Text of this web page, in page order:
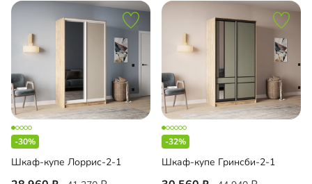
-30%
Шкаф-купе Лоррис-2-1
-32%
Шкаф-купе Гринсби-2-1